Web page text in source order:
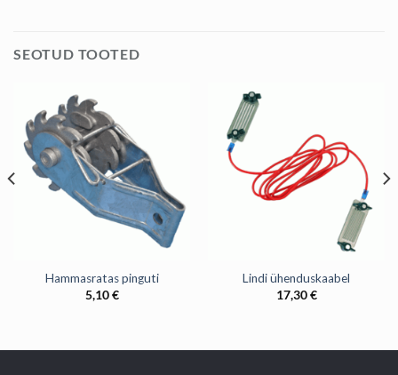
SEOTUD TOOTED
Hammasratas pinguti
5,10€
Lindi ühenduskaabel
17,30€